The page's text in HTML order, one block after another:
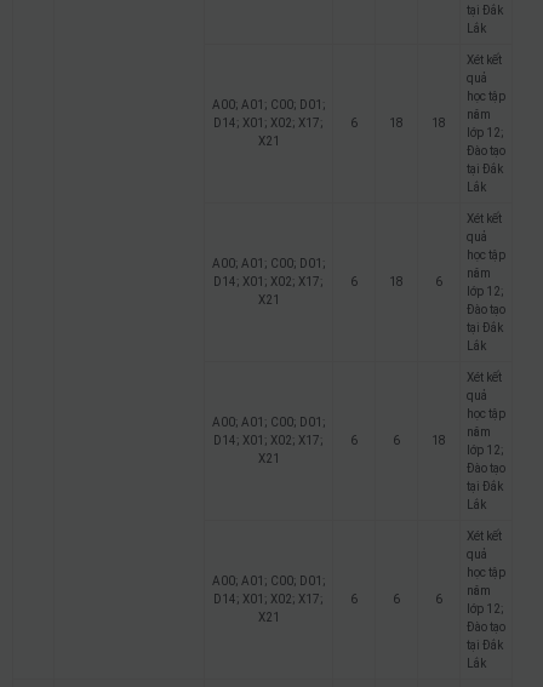
tại Đắk
Lắk
A00; A01; C00; D01;
D14; X01; X02; X17;
X21
6 18 18
Xét kết
quả
học tập
năm
lớp 12;
Đào tạo
tại Đắk
Lắk
A00; A01; C00; D01;
D14; X01; X02; X17;
X21
6 18 6
Xét kết
quả
học tập
năm
lớp 12;
Đào tạo
tại Đắk
Lắk
A00; A01; C00; D01;
D14; X01; X02; X17;
X21
6 6 18
Xét kết
quả
học tập
năm
lớp 12;
Đào tạo
tại Đắk
Lắk
A00; A01; C00; D01;
D14; X01; X02; X17;
X21
6 6 6
Xét kết
quả
học tập
năm
lớp 12;
Đào tạo
tại Đắk
Lắk